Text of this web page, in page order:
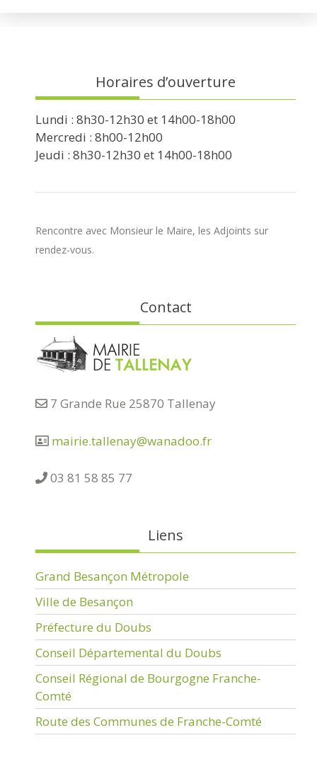
Horaires d’ouverture
Lundi : 8h30-12h30 et 14h00-18h00
Mercredi : 8h00-12h00
Jeudi : 8h30-12h30 et 14h00-18h00
Rencontre avec Monsieur le Maire, les Adjoints sur
rendez-vous.
Contact
7 Grande Rue 25870 Tallenay
mairie.tallenay@wanadoo.fr
03 81 58 85 77
Liens
Grand Besançon Métropole
Ville de Besançon
Préfecture du Doubs
Conseil Départemental du Doubs
Conseil Régional de Bourgogne Franche-
Comté
Route des Communes de Franche-Comté